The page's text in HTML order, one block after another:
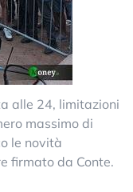
alle 24, limitazioni
massimo di
le novità
firmato da Conte.